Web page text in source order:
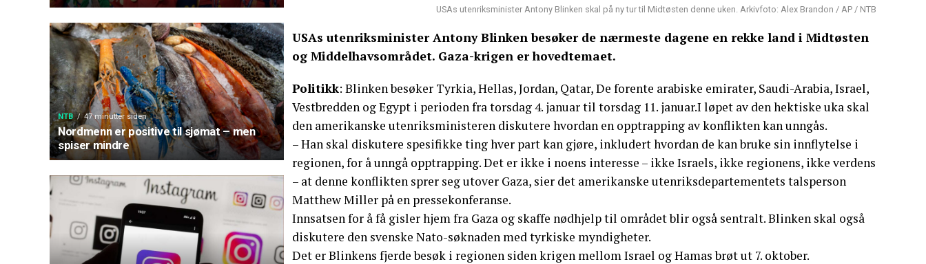
NTB 47 minutter siden
Nordmenn er positive til sjømat – men
spiser mindre
USAs utenriksminister Antony Blinken skal på ny tur til Midtøsten denne uken. Arkivfoto: Alex Brandon / AP / NTB
USAs utenriksminister Antony Blinken besøker de nærmeste dagene en rekke land i Midtøsten
og Middelhavsområdet. Gaza-krigen er hovedtemaet.
Politikk: Blinken besøker Tyrkia, Hellas, Jordan, Qatar, De forente arabiske emirater, Saudi-Arabia, Israel,
Vestbredden og Egypt i perioden fra torsdag 4. januar til torsdag 11. januar.I løpet av den hektiske uka skal
den amerikanske utenriksministeren diskutere hvordan en opptrapping av konflikten kan unngås.
– Han skal diskutere spesifikke ting hver part kan gjøre, inkludert hvordan de kan bruke sin innflytelse i
regionen, for å unngå opptrapping. Det er ikke i noens interesse – ikke Israels, ikke regionens, ikke verdens
– at denne konflikten sprer seg utover Gaza, sier det amerikanske utenriksdepartementets talsperson
Matthew Miller på en pressekonferanse.
Innsatsen for å få gisler hjem fra Gaza og skaffe nødhjelp til området blir også sentralt. Blinken skal også
diskutere den svenske Nato-søknaden med tyrkiske myndigheter.
Det er Blinkens fjerde besøk i regionen siden krigen mellom Israel og Hamas brøt ut 7. oktober.